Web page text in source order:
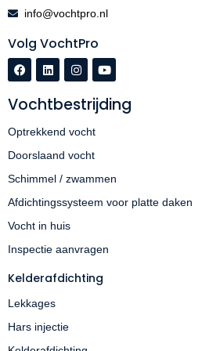
info@vochtpro.nl
Volg VochtPro
Vochtbestrijding
Optrekkend vocht
Doorslaand vocht
Schimmel / zwammen
Afdichtingssysteem voor platte daken
Vocht in huis
Inspectie aanvragen
Kelderafdichting
Lekkages
Hars injectie